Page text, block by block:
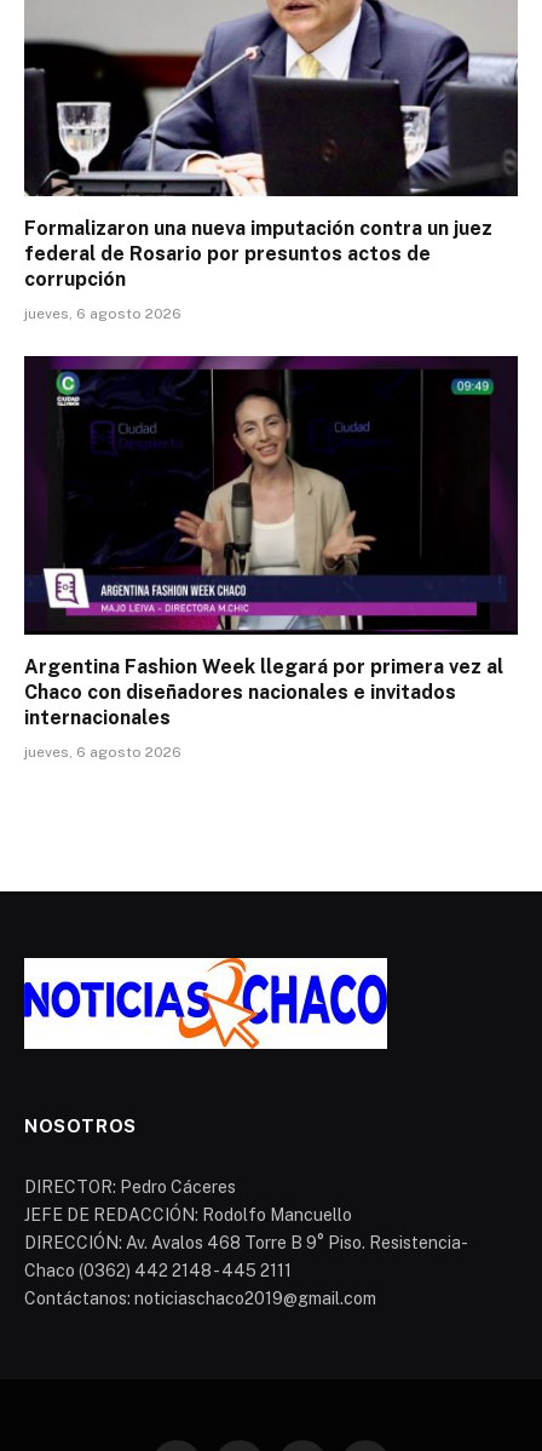
Formalizaron una nueva imputación contra un juez
federal de Rosario por presuntos actos de
corrupción
jueves, 6 agosto 2026
Argentina Fashion Week llegará por primera vez al
Chaco con diseñadores nacionales e invitados
internacionales
jueves, 6 agosto 2026
NOSOTROS
DIRECTOR: Pedro Cáceres
JEFE DE REDACCIÓN: Rodolfo Mancuello
DIRECCIÓN: Av. Avalos 468 Torre B 9° Piso. Resistencia-
Chaco (0362) 442 2148 - 445 2111
Contáctanos: noticiaschaco2019@gmail.com